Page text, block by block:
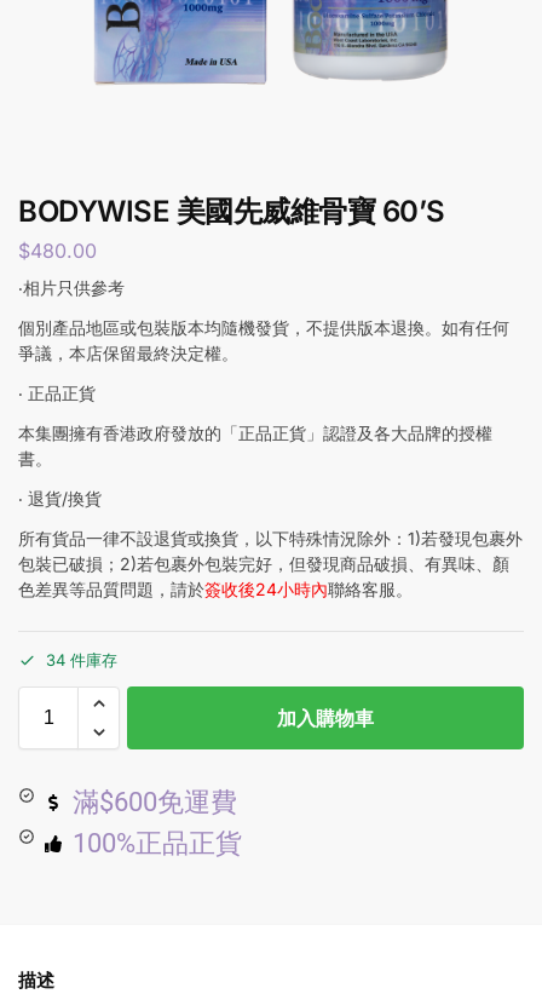
BODYWISE 美國先威維骨寶 60’S
$480.00
‧相片只供參考
個別產品地區或包裝版本均隨機發貨，不提供版本退換。如有任何
爭議，本店保留最終決定權。
‧ 正品正貨
本集團擁有香港政府發放的「正品正貨」認證及各大品牌的授權
書。
‧ 退貨/換貨
所有貨品一律不設退貨或換貨，以下特殊情況除外：1)若發現包裹外
包裝已破損；2)若包裹外包裝完好，但發現商品破損、有異味、顏
色差異等品質問題，請於簽收後24小時內聯絡客服。
34 件庫存
加入購物車
滿$600免運費
100%正品正貨
描述